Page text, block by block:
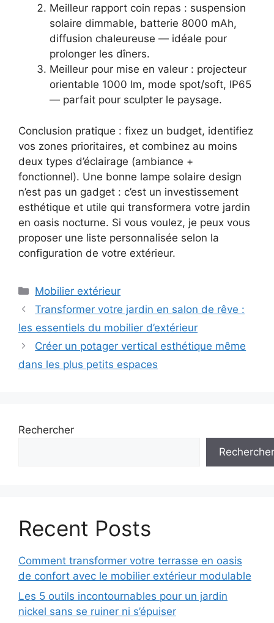
Meilleur rapport coin repas : suspension
solaire dimmable, batterie 8000 mAh,
diffusion chaleureuse — idéale pour
prolonger les dîners.
Meilleur pour mise en valeur : projecteur
orientable 1000 lm, mode spot/soft, IP65
— parfait pour sculpter le paysage.
Conclusion pratique : fixez un budget, identifiez
vos zones prioritaires, et combinez au moins
deux types d’éclairage (ambiance +
fonctionnel). Une bonne lampe solaire design
n’est pas un gadget : c’est un investissement
esthétique et utile qui transformera votre jardin
en oasis nocturne. Si vous voulez, je peux vous
proposer une liste personnalisée selon la
configuration de votre extérieur.
Catégories
Mobilier extérieur
Transformer votre jardin en salon de rêve :
les essentiels du mobilier d’extérieur
Créer un potager vertical esthétique même
dans les plus petits espaces
Rechercher
Rechercher
Recent Posts
Comment transformer votre terrasse en oasis
de confort avec le mobilier extérieur modulable
Les 5 outils incontournables pour un jardin
nickel sans se ruiner ni s’épuiser